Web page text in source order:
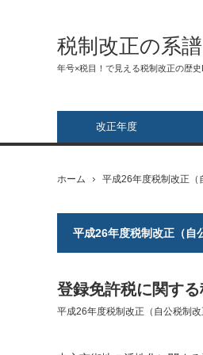
税制改正の系譜
年号×税目！で見える税制改正の歴史
改正年度
ホーム 平成26年度税制改正（
平成26年度税制改正（自
登録免許税に関す
平成26年度税制改正（自公税制改